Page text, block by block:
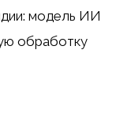
модель ИИ
обработку